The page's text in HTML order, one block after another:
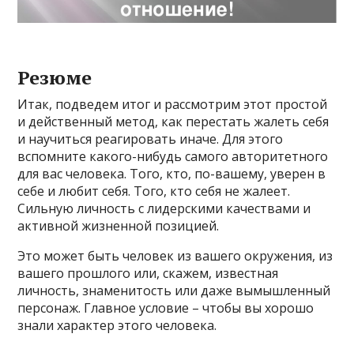
Резюме
Итак, подведем итог и рассмотрим этот простой
и действенный метод, как перестать жалеть себя
и научиться реагировать иначе. Для этого
вспомните какого-нибудь самого авторитетного
для вас человека. Того, кто, по-вашему, уверен в
себе и любит себя. Того, кто себя не жалеет.
Сильную личность с лидерскими качествами и
активной жизненной позицией.
Это может быть человек из вашего окружения, из
вашего прошлого или, скажем, известная
личность, знаменитость или даже вымышленный
персонаж. Главное условие – чтобы вы хорошо
знали характер этого человека.